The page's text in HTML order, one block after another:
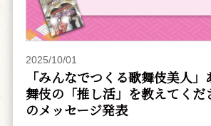
2025/10/01
「みんなでつくる歌舞伎美人
舞伎の「推し活」を教えてく
のメッセージ発表